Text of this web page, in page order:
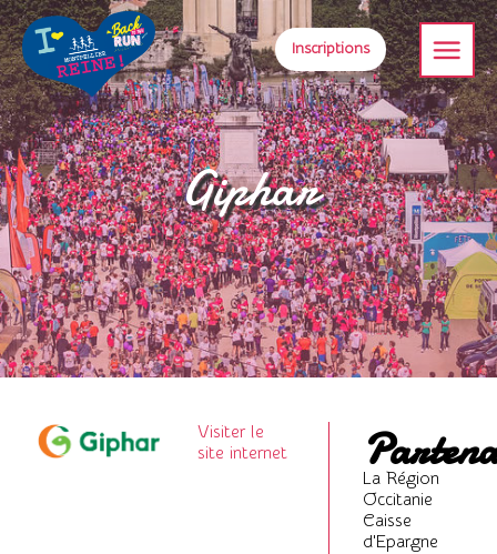
Giphar
Visiter le
site internet
La Région
Occitanie
Caisse
d'Epargne
Inscriptions